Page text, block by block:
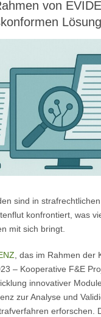
von
sind in
konfrontiert, was
mit sich bringt.
, das im Rahmen der
– Kooperative F&E
innovativer
zur Analyse und
erforschen.